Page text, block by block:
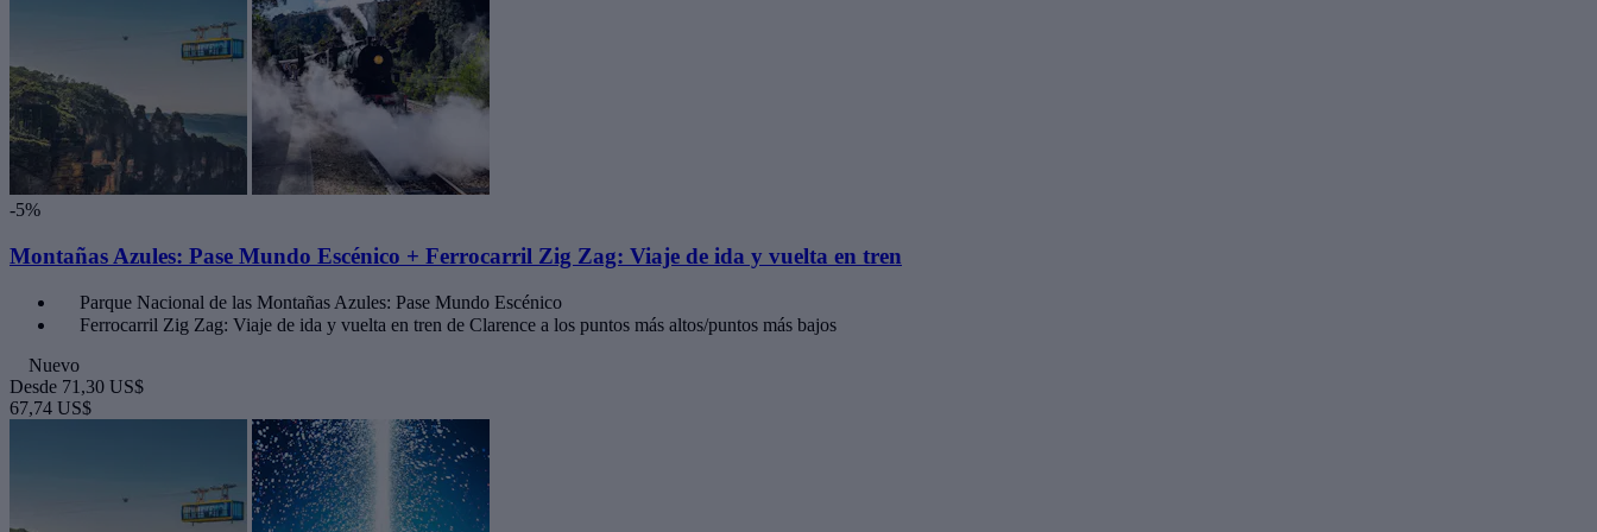
-5%
Montañas Azules: Pase Mundo Escénico + Ferrocarril Zig Zag: Viaje de ida y vuelta en tren
Parque Nacional de las Montañas Azules: Pase Mundo Escénico
Ferrocarril Zig Zag: Viaje de ida y vuelta en tren de Clarence a los puntos más altos/puntos más bajos
Nuevo
Desde 71,30 US$
67,74 US$